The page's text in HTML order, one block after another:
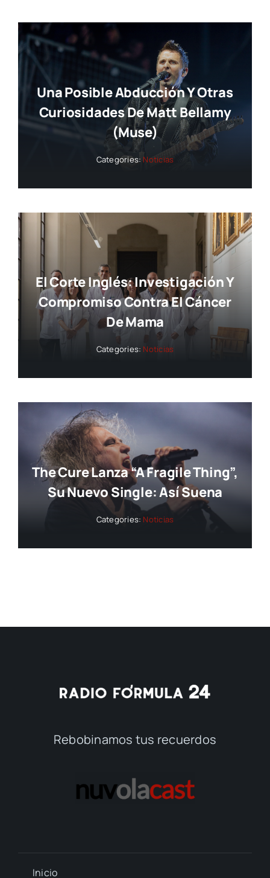
Una Posible Abducción Y Otras
Curiosidades De Matt Bellamy
(Muse)
Categories: Noticias
El Corte Inglés: Investigación Y
Compromiso Contra El Cáncer
De Mama
Categories: Noticias
The Cure Lanza “A Fragile Thing”,
Su Nuevo Single: Así Suena
Categories: Noticias
Rebobinamos tus recuerdos
Inicio